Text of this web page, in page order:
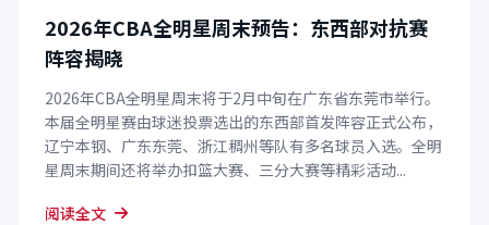
2026年CBA全明星周末预告：东西部对抗赛
阵容揭晓
2026年CBA全明星周末将于2月中旬在广东省东莞市举行。
本届全明星赛由球迷投票选出的东西部首发阵容正式公布，
辽宁本钢、广东东莞、浙江稠州等队有多名球员入选。全明
星周末期间还将举办扣篮大赛、三分大赛等精彩活动...
阅读全文